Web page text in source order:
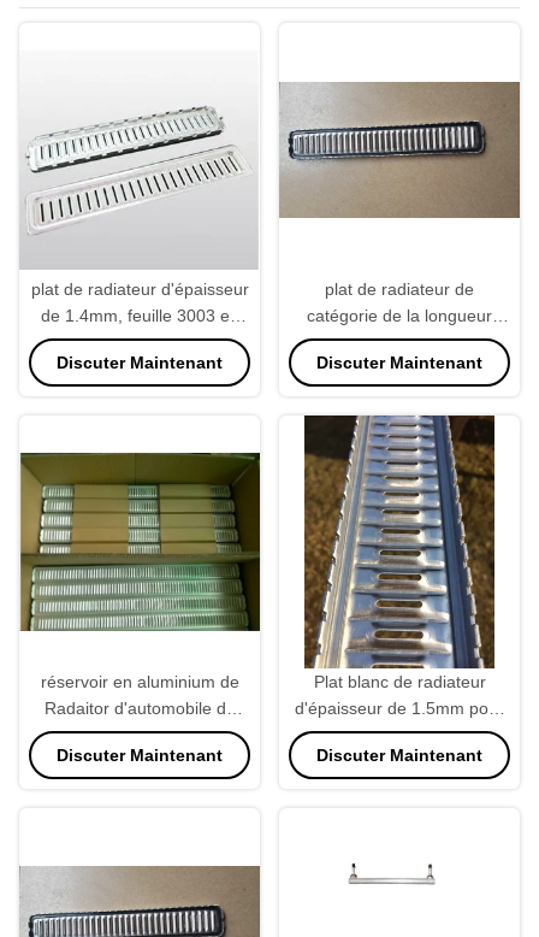
plat de radiateur d'épaisseur
de 1.4mm, feuille 3003 en
aluminium pour Cummins
Caterpillar
Discuter Maintenant
plat de radiateur de
catégorie de la longueur
3003 de 50-70mm, plat de
débouché de radiateur
Discuter Maintenant
réservoir en aluminium de
Radaitor d'automobile de
PlateFor d'en-tête de
l'épaisseur 3003 de 1.5mm
Discuter Maintenant
Plat blanc de radiateur
d'épaisseur de 1.5mm pour
le noyau automatique
Corolla 86 de radiateur
Discuter Maintenant